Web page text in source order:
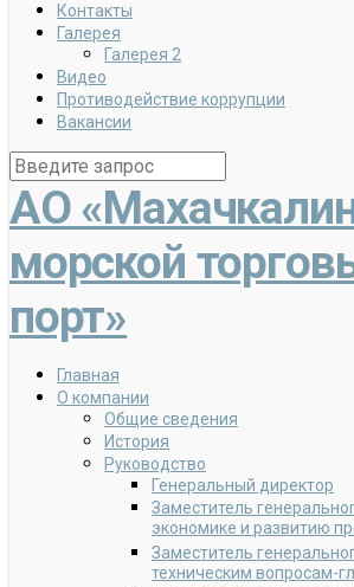
Контакты
Галерея
Галерея 2
Видео
Противодействие коррупции
Вакансии
АО
морской
порт»
Главная
О компании
Общие сведения
История
Руководство
Генеральный директор
Заместитель
экономике и развитию
Заместитель
техническим вопросам-